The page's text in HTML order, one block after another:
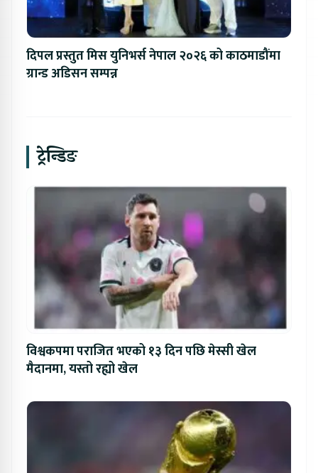
दिपल प्रस्तुत मिस युनिभर्स नेपाल २०२६ को काठमाडौंमा
ग्रान्ड अडिसन सम्पन्न
ट्रेन्डिङ
विश्वकपमा पराजित भएको १३ दिन पछि मेस्सी खेल
मैदानमा, यस्तो रह्यो खेल